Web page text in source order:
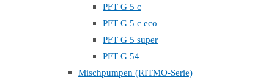
PFT G 5 c
PFT G 5 c eco
PFT G 5 super
PFT G 54
Mischpumpen (RITMO-Serie)